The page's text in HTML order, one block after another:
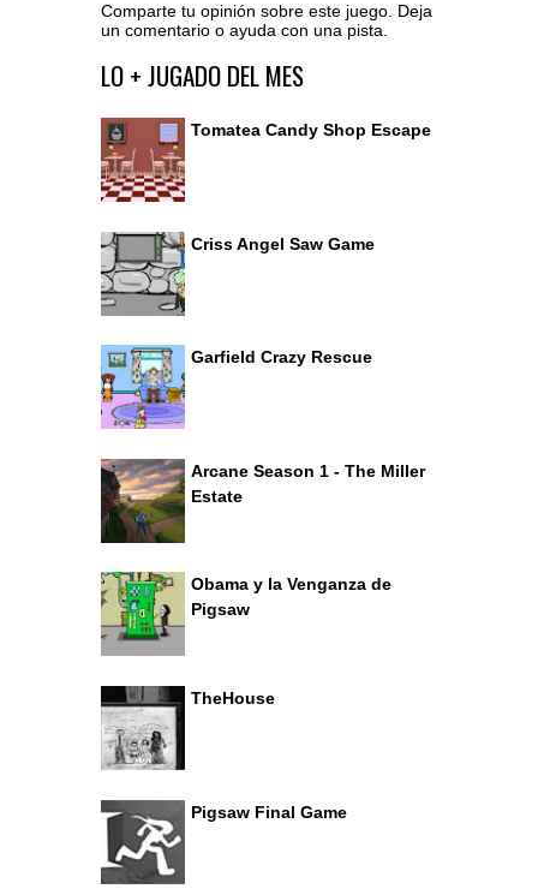
Comparte tu opinión sobre este juego. Deja
un comentario o ayuda con una pista.
Ir al editor de comentarios
LO + JUGADO DEL MES
Tomatea Candy Shop Escape
Criss Angel Saw Game
Garfield Crazy Rescue
Arcane Season 1 - The Miller
Estate
Obama y la Venganza de
Pigsaw
TheHouse
Pigsaw Final Game